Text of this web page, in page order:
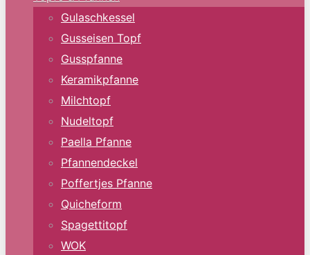
Gulaschkessel
Gusseisen Topf
Gusspfanne
Keramikpfanne
Milchtopf
Nudeltopf
Paella Pfanne
Pfannendeckel
Poffertjes Pfanne
Quicheform
Spagettitopf
WOK